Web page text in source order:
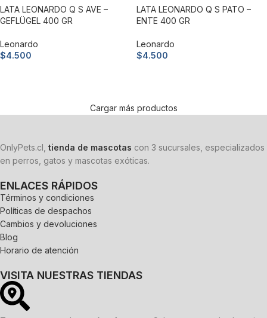
LATA LEONARDO Q S AVE –
GEFLÜGEL 400 GR
Leonardo
$4.500
LATA LEONARDO Q S PATO –
ENTE 400 GR
Leonardo
$4.500
Cargar más productos
OnlyPets.cl, tienda de mascotas con 3 sucursales, especializados
en perros, gatos y mascotas exóticas.
ENLACES RÁPIDOS
Términos y condiciones
Políticas de despachos
Cambios y devoluciones
Blog
Horario de atención
VISITA NUESTRAS TIENDAS